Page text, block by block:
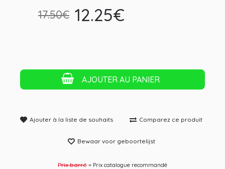
17.50€ 12.25€
AJOUTER AU PANIER
Ajouter à la liste de souhaits Comparez ce produit
Bewaar voor geboortelijst
Prix ​​barré = Prix catalogue recommandé